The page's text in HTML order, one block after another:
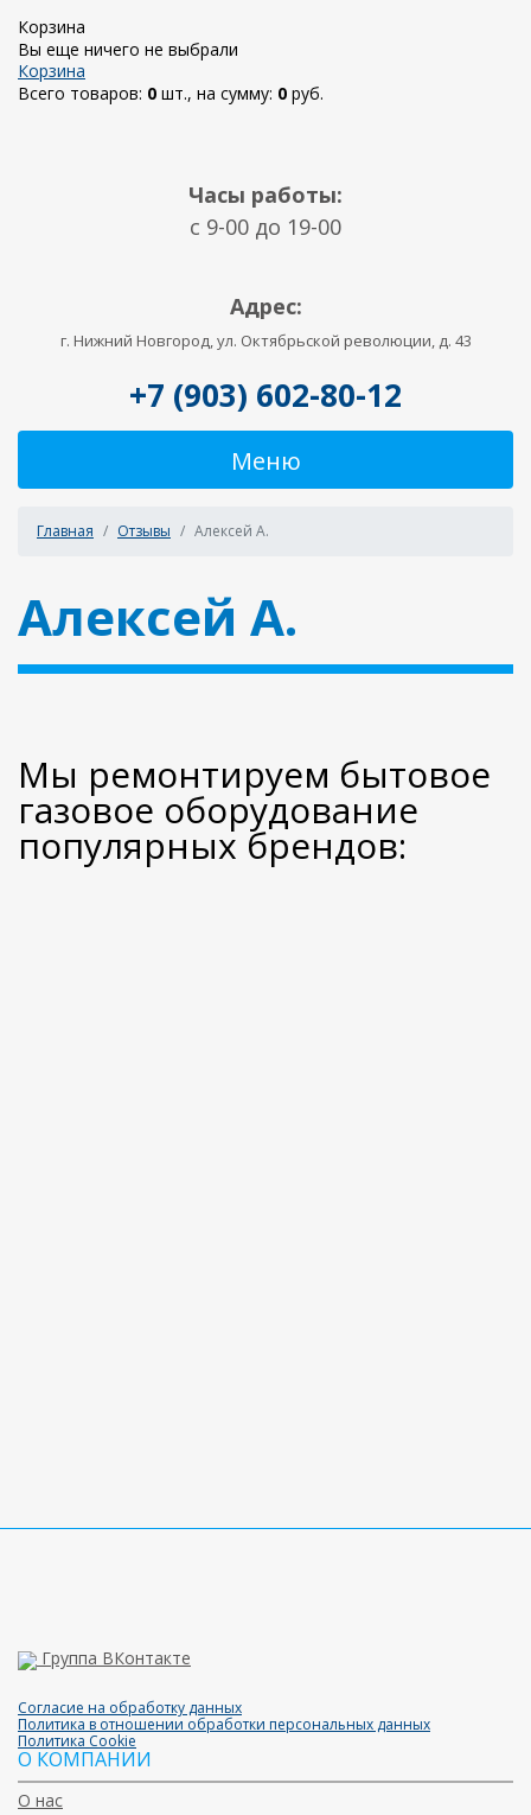
Корзина
Вы еще ничего не выбрали
Корзина
Всего товаров: 0 шт., на сумму: 0 руб.
Часы работы:
c 9-00 до 19-00
Адрес:
г. Нижний Новгород, ул. Октябрьской революции, д. 43
+7 (903) 602-80-12
Меню
Главная Отзывы Алексей А.
Алексей А.
Мы ремонтируем бытовое
газовое оборудование
популярных брендов:
Группа ВКонтакте
Согласие на обработку данных
Политика в отношении обработки персональных данных
Политика Cookie
О КОМПАНИИ
О нас